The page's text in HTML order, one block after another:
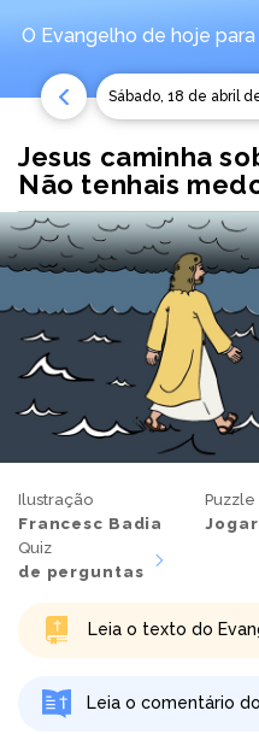
O Evangelho de hoje
sábado, 18 de abril
Jesus caminha
Não tenhais
Ilustração
Francesc Badia
Puzzle
Jogar
Quiz
de perguntas
Leia o texto do
Leia o comentário